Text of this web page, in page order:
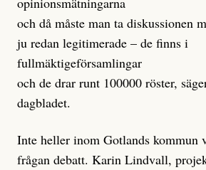
och då måste man ta diskussionen
ju redan legitimerade – de finns i
fullmäktigeförsamlingar
och de drar runt 100000 röster,
dagbladet.
Inte heller inom Gotlands kommun
frågan debatt. Karin Lindvall,